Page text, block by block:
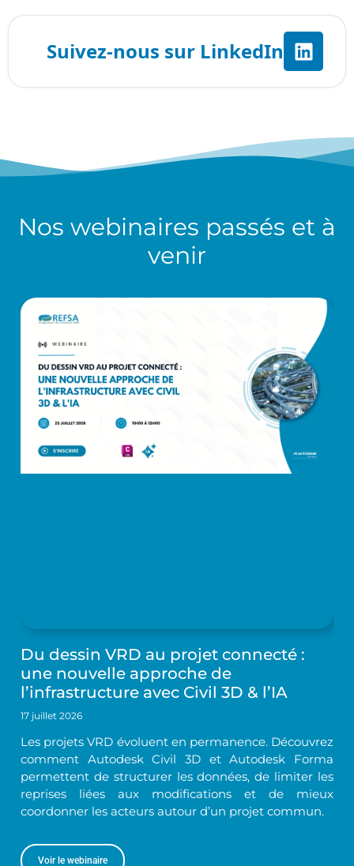
Nos webinaires passés et à
venir
Du dessin VRD au projet connecté :
une nouvelle approche de
l’infrastructure avec Civil 3D & l’IA
17 juillet 2026
Les projets VRD évoluent en permanence. Découvrez
comment Autodesk Civil 3D et Autodesk Forma
permettent de structurer les données, de limiter les
reprises liées aux modifications et de mieux
coordonner les acteurs autour d’un projet commun.
Voir le webinaire